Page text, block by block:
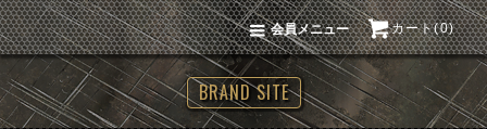
カート(0)
会員メニュー
BRAND SITE